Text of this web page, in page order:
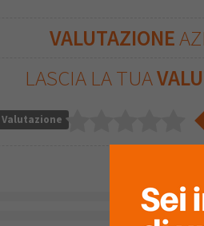
VALUTAZIONE
LASCIA LA TUA